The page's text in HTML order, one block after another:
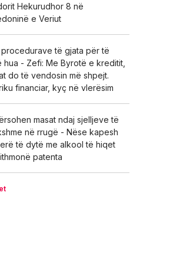
Hekurudhor 8 në
e Veriut
procedurave të gjata për të
hua - Zefi: Me Byrotë e kreditit,
do të vendosin më shpejt.
financiar, kyç në vlerësim
masat ndaj sjelljeve të
në rrugë - Nëse kapesh
të dytë me alkool të hiqet
patenta